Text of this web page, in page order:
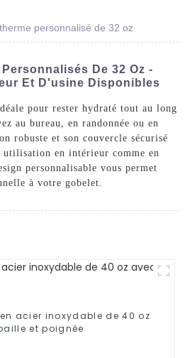
personnalisé de 32 oz
De 32 Oz -
Et D'usine Disponibles
pour rester hydraté tout au long
au bureau, en randonnée ou en
robuste et son couvercle sécurisé
en intérieur comme en
personnalisable vous permet
à votre gobelet.
acier inoxydable de 40 oz
et poignée